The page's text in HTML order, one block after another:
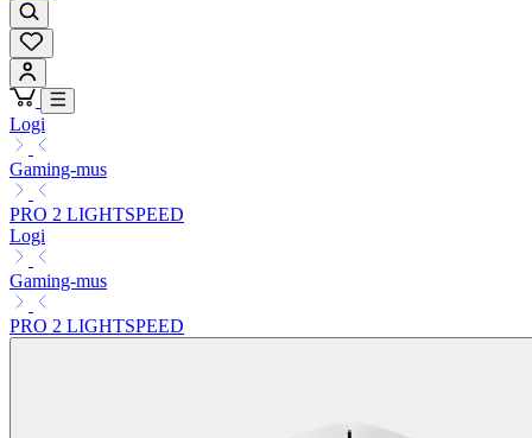
Logi
Gaming-mus
PRO 2 LIGHTSPEED
Logi
Gaming-mus
PRO 2 LIGHTSPEED